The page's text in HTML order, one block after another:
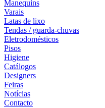
Manequins
Varais
Latas de lixo
Tendas / guarda-chuvas
Eletrodomésticos
Pisos
Higiene
Catálogos
Designers
Feiras
Notícias
Contacto